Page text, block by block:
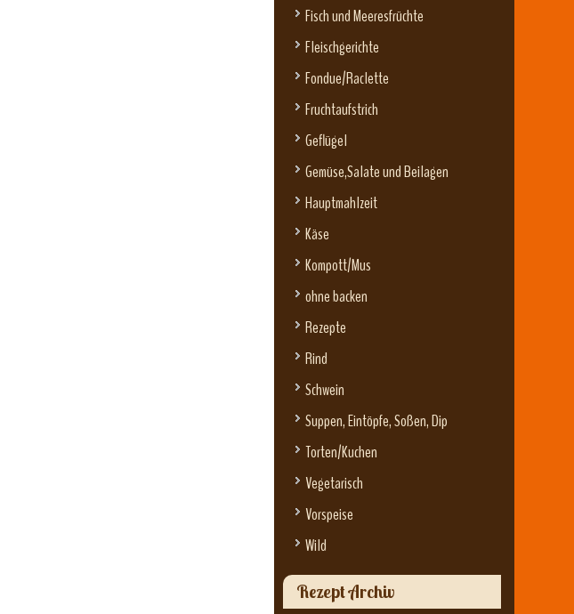
Fisch und Meeresfrüchte
Fleischgerichte
Fondue/Raclette
Fruchtaufstrich
Geflügel
Gemüse,Salate und Beilagen
Hauptmahlzeit
Käse
Kompott/Mus
ohne backen
Rezepte
Rind
Schwein
Suppen, Eintöpfe, Soßen, Dip
Torten/Kuchen
Vegetarisch
Vorspeise
Wild
Rezept Archiv